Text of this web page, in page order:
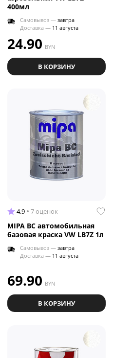
400мл
Самовывоз — завтра
Доставка — 11 августа
24.90 BYN
В КОРЗИНУ
4.9 7 оценок
MIPA BC автомобильная
базовая краска VW LB7Z 1л
Самовывоз — завтра
Доставка — 11 августа
69.90 BYN
В КОРЗИНУ